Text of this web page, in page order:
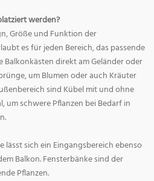
werden?
Größe und Funktion der
es für jeden Bereich, das passende
Balkonkästen direkt am Geländer oder
um Blumen oder auch Kräuter
sind Kübel mit und ohne
um schwere Pflanzen bei Bedarf in
lässt sich ein Eingangsbereich ebenso
Balkon. Fensterbänke sind der
Pflanzen.